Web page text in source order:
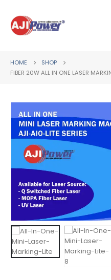
HOME
SHOP
FIBER 20W ALL IN ONE LASER